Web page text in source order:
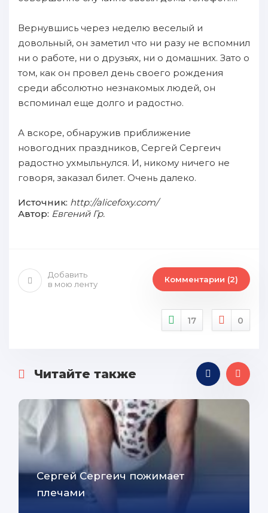
Вернувшись через неделю веселый и
довольный, он заметил что ни разу не вспомнил
ни о работе, ни о друзьях, ни о домашних. Зато о
том, как он провел день своего рождения
среди абсолютно незнакомых людей, он
вспоминал еще долго и радостно.
А вскоре, обнаружив приближение
новогодних праздников, Сергей Сергеич
радостно ухмыльнулся. И, никому ничего не
говоря, заказал билет. Очень далеко.
Источник: http://alicefoxy.com/
Автор: Евгений Гр.
Добавить
в мою ленту
Комментарии (2)
17 0
Читайте также
Сергей Сергеич пожимает
плечами